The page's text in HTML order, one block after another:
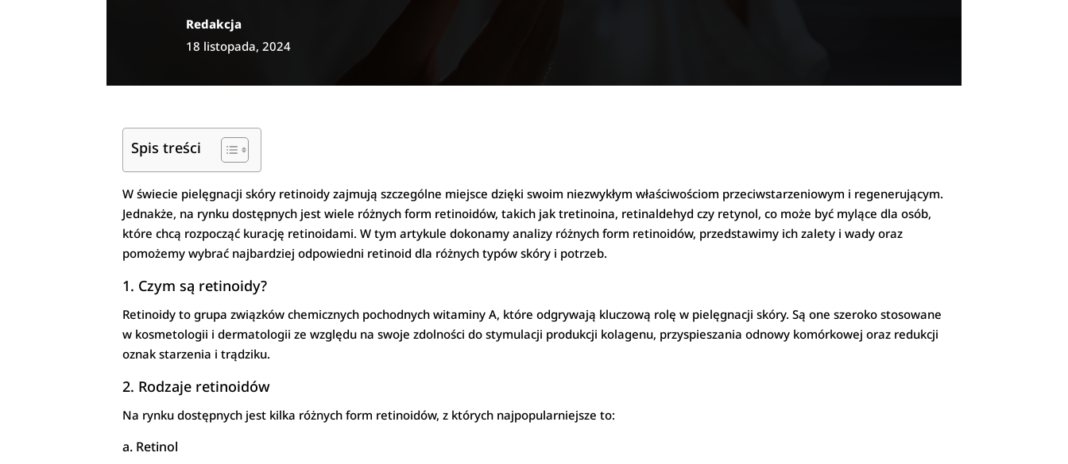
Redakcja
18 listopada, 2024
Spis treści
W świecie pielęgnacji skóry retinoidy zajmują szczególne miejsce dzięki swoim niezwykłym właściwościom przeciwstarzeniowym i regenerującym.
Jednakże, na rynku dostępnych jest wiele różnych form retinoidów, takich jak tretinoina, retinaldehyd czy retynol, co może być mylące dla osób,
które chcą rozpocząć kurację retinoidami. W tym artykule dokonamy analizy różnych form retinoidów, przedstawimy ich zalety i wady oraz
pomożemy wybrać najbardziej odpowiedni retinoid dla różnych typów skóry i potrzeb.
1. Czym są retinoidy?
Retinoidy to grupa związków chemicznych pochodnych witaminy A, które odgrywają kluczową rolę w pielęgnacji skóry. Są one szeroko stosowane
w kosmetologii i dermatologii ze względu na swoje zdolności do stymulacji produkcji kolagenu, przyspieszania odnowy komórkowej oraz redukcji
oznak starzenia i trądziku.
2. Rodzaje retinoidów
Na rynku dostępnych jest kilka różnych form retinoidów, z których najpopularniejsze to:
a. Retinol